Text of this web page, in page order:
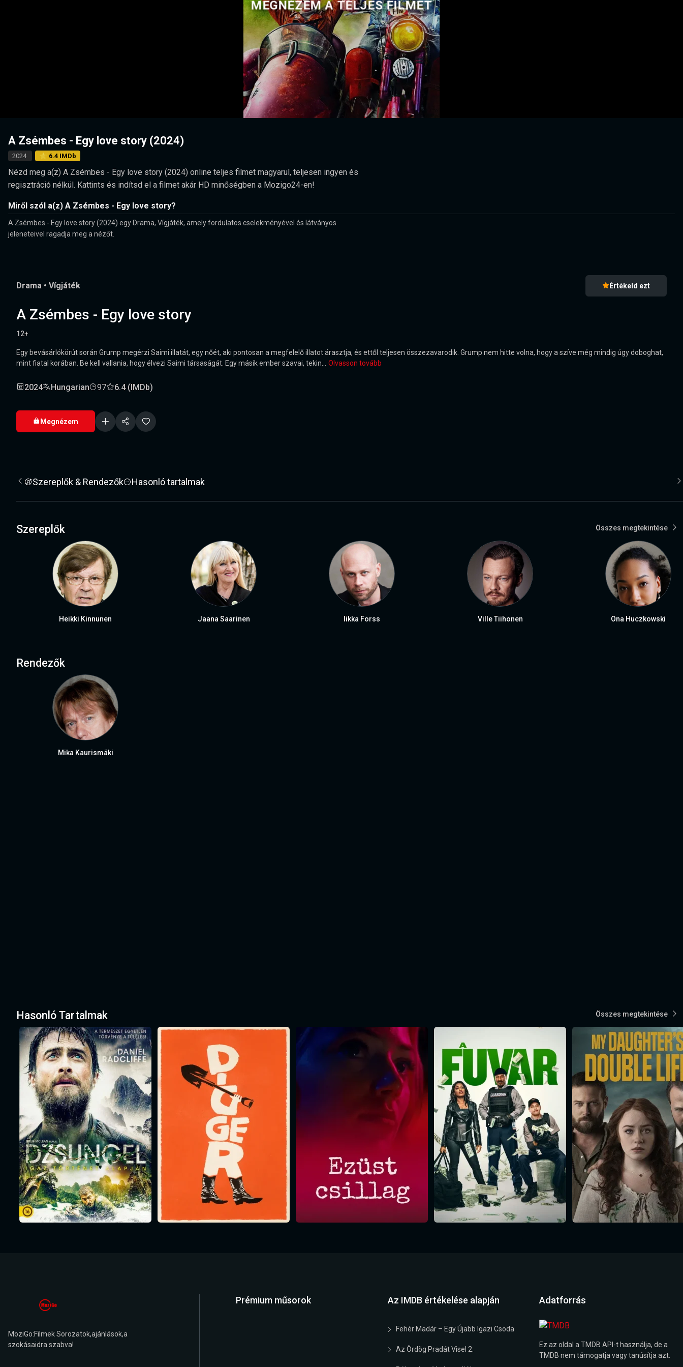
MEGNÉZEM A TELJES FILMET
A Zsémbes - Egy love story (2024)
2024 ⭐ 6.4 IMDb
Nézd meg a(z) A Zsémbes - Egy love story (2024) online teljes filmet magyarul, teljesen ingyen és
regisztráció nélkül. Kattints és indítsd el a filmet akár HD minőségben a Mozigo24-en!
Miről szól a(z) A Zsémbes - Egy love story?
A Zsémbes - Egy love story (2024) egy Drama, Vígjáték, amely fordulatos cselekményével és látványos
jeleneteivel ragadja meg a nézőt.
Drama • Vígjáték Értékeld ezt
A Zsémbes - Egy love story
12+
Egy bevásárlókörút során Grump megérzi Saimi illatát, egy nőét, aki pontosan a megfelelő illatot árasztja, és ettől teljesen összezavarodik. Grump nem hitte volna, hogy a szíve még mindig úgy doboghat,
mint fiatal korában. Be kell vallania, hogy élvezi Saimi társaságát. Egy másik ember szavai, tekin... Olvasson tovább
2024 Hungarian 97 6.4 (IMDb)
Megnézem
Szereplők & Rendezők Hasonló tartalmak
Szereplők Összes megtekintése
Heikki Kinnunen Jaana Saarinen Iikka Forss Ville Tiihonen Ona Huczkowski
Rendezők
Mika Kaurismäki
Hasonló Tartalmak Összes megtekintése
MoziGo:Filmek Sorozatok,ajánlások,a
szokásaidra szabva!
Prémium műsorok Az IMDB értékelése alapján
Fehér Madár – Egy Újabb Igazi Csoda
Az Ördög Pradát Visel 2.
Adatforrás
Ez az oldal a TMDB API-t használja, de a
TMDB nem támogatja vagy tanúsítja azt.